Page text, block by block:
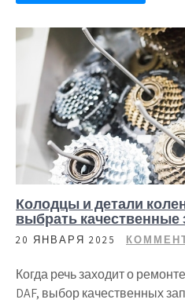
Колодцы и детали
выбрать качественные
20 ЯНВАРЯ 2025
Когда речь заходит о
DAF, выбор качественных